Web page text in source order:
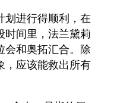
划进行得顺利，在
时间里，法兰黛莉
会和奥拓汇合。除
，应该能救出所有